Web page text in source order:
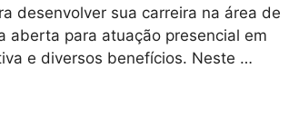
desenvolver sua carreira na área de
aberta para atuação presencial em
e diversos benefícios. Neste …